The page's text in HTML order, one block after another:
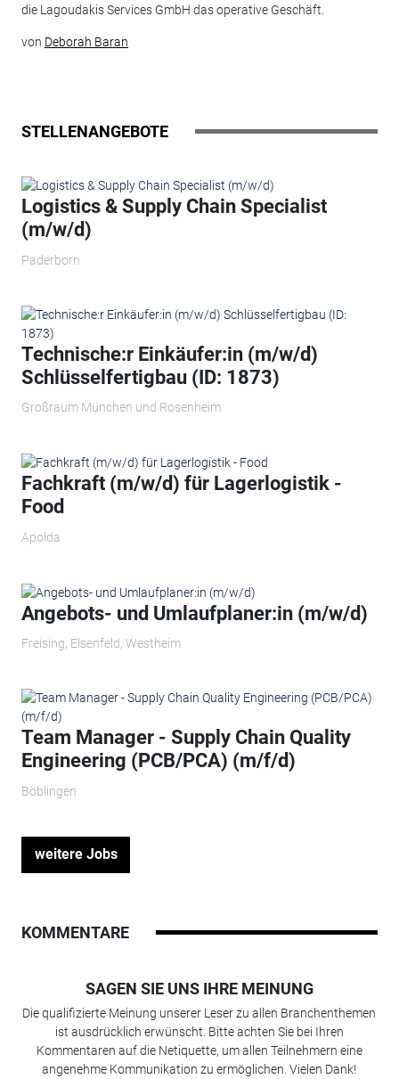
die Lagoudakis Services GmbH das operative Geschäft.
von Deborah Baran
STELLENANGEBOTE
Logistics & Supply Chain Specialist
(m/w/d)
Paderborn
Technische:r Einkäufer:in (m/w/d)
Schlüsselfertigbau (ID: 1873)
Großraum München und Rosenheim
Fachkraft (m/w/d) für Lagerlogistik -
Food
Apolda
Angebots- und Umlaufplaner:in (m/w/d)
Freising, Elsenfeld, Westheim
Team Manager - Supply Chain Quality
Engineering (PCB/PCA) (m/f/d)
Böblingen
weitere Jobs
KOMMENTARE
SAGEN SIE UNS IHRE MEINUNG
Die qualifizierte Meinung unserer Leser zu allen Branchenthemen
ist ausdrücklich erwünscht. Bitte achten Sie bei Ihren
Kommentaren auf die Netiquette, um allen Teilnehmern eine
angenehme Kommunikation zu ermöglichen. Vielen Dank!